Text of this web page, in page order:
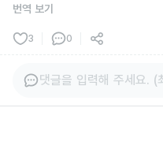
번역 보기
3 0
댓글을 입력해 주세요.